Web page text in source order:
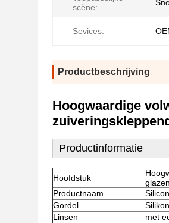
scène:
Sevices:
Productbeschrijving
Hoogwaardige
Productinformatie
Hoofdstuk
Productnaam
Gordel
Linsen
met